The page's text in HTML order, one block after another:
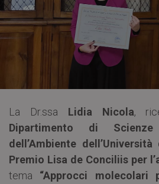
La Dr.ssa Lidia Nicola,
Dipartimento di
dell’Ambiente
Premio Lisa de Conciliis per
tema “Approcci molecolari